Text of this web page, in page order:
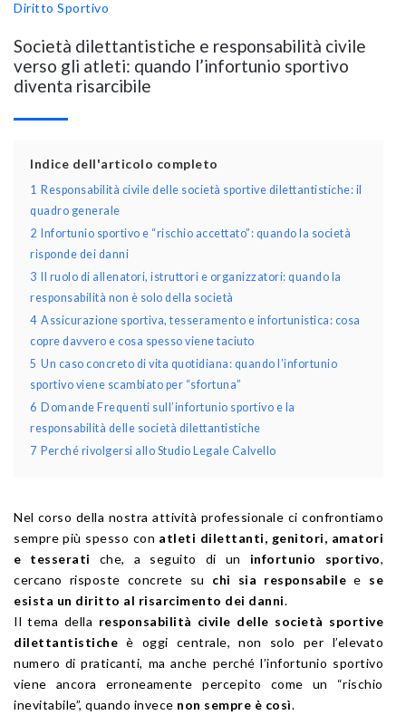
Diritto Sportivo
Società dilettantistiche e responsabilità civile
verso gli atleti: quando l’infortunio sportivo
diventa risarcibile
Indice dell'articolo completo
1 Responsabilità civile delle società sportive dilettantistiche: il
quadro generale
2 Infortunio sportivo e “rischio accettato”: quando la società
risponde dei danni
3
Il ruolo di allenatori, istruttori e organizzatori: quando la
responsabilità non è solo della società
4 Assicurazione sportiva, tesseramento e infortunistica: cosa
copre davvero e cosa spesso viene taciuto
5 Un caso concreto di vita quotidiana: quando l’infortunio
sportivo viene scambiato per “sfortuna”
6 Domande Frequenti sull’infortunio sportivo e la
responsabilità delle società dilettantistiche
7 Perché rivolgersi allo Studio Legale Calvello
Nel corso della nostra attività professionale ci confrontiamo
sempre più spesso con atleti dilettanti, genitori, amatori
e tesserati
che, a seguito di un infortunio sportivo,
cercano risposte concrete su chi sia responsabile e se
esista un diritto al risarcimento dei danni.
Il tema della responsabilità civile delle società sportive
dilettantistiche è oggi centrale, non solo per l’elevato
numero di praticanti, ma anche perché l’infortunio sportivo
viene ancora erroneamente percepito come un “rischio
inevitabile”, quando invece non sempre è così.